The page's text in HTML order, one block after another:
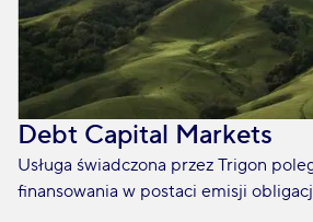
Debt Capital Markets
Usługa świadczona przez Trigon
finansowania w postaci emisji